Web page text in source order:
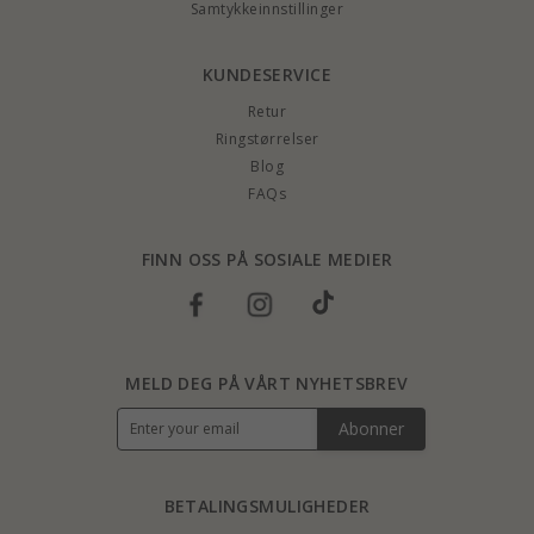
Samtykkeinnstillinger
KUNDESERVICE
Retur
Ringstørrelser
Blog
FAQs
FINN OSS PÅ SOSIALE MEDIER
BETALINGSMULIGHEDER
MELD DEG PÅ VÅRT NYHETSBREV
Abonner